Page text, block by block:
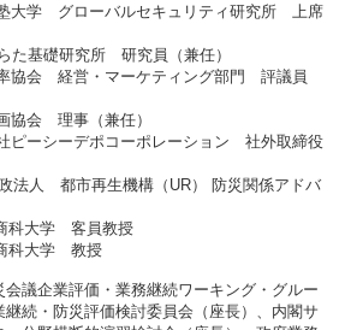
学 グローバルセキュリティ研究所 上席
基礎研究所 研究員（兼任）
会 経営・マーケティング部門 評議員
会 理事（兼任）
ーシーデポコーポレーション 社外取締役
都市再生機構（UR） 防災関係アドバ
学 客員教授
大学 教授
議企業評価・業務継続ワーキング・グルー
続・防災評価検討委員会（座長）、内閣サ